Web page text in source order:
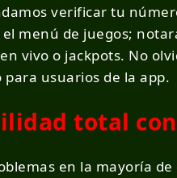
verificar tu
menú de juegos;
vivo o jackpots. No
usuarios de la app.
total con
en la mayoría